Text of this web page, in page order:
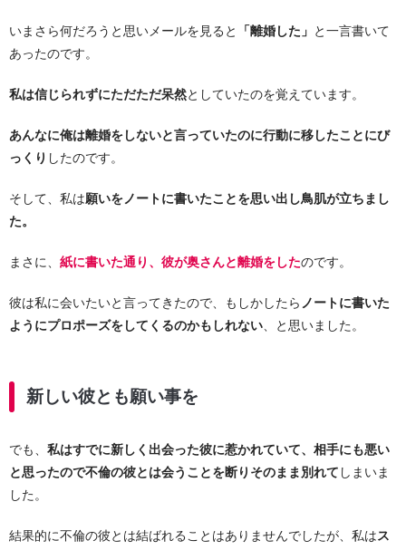
いまさら何だろうと思いメールを見ると 「離婚した」 と一言書いて
あったのです。
私は信じられずにただただ呆然としていたのを覚えています。
あんなに俺は離婚をしないと言っていたのに行動に移したことにび
っくり したのです。
そして、私は願いをノートに書いたことを思い出し鳥肌が立ちまし
た。
まさに、 紙に書いた通り、彼が奥さんと離婚をしたのです。
彼は私に会いたいと言ってきたので、もしかしたら ノートに書いた
ようにプロポーズをしてくるのかもしれない 、と思いました。
新しい彼とも願い事を
でも、 私はすでに新しく出会った彼に惹かれていて、相手にも悪い
と思ったので不倫の彼とは会うことを断りそのまま別れて しまいま
した。
結果的に不倫の彼とは結ばれることはありませんでしたが、私はス